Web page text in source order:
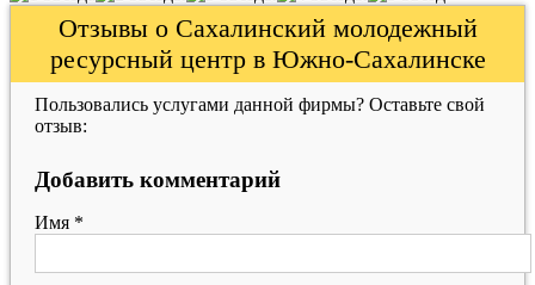
Отзывы о Сахалинский молодежный
ресурсный центр в Южно-Сахалинске
Пользовались услугами данной фирмы? Оставьте свой
отзыв:
Добавить комментарий
Имя *